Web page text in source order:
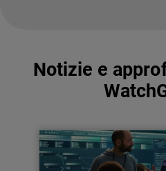
Notizie e